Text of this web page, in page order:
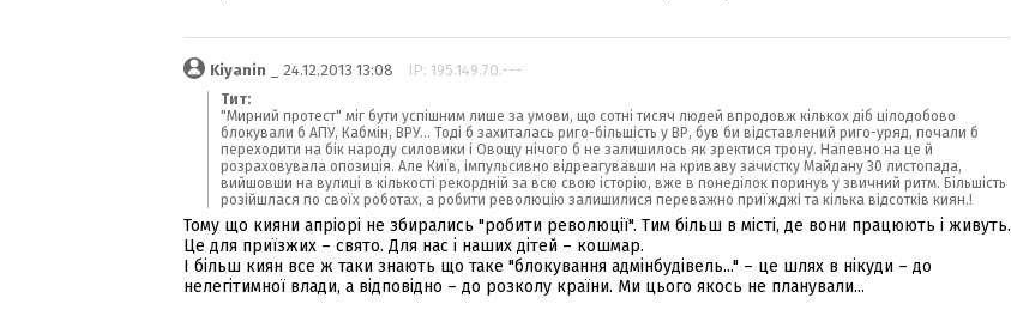
Kiyanin _ 24.12.2013 13:08 IP: 195.149.70.---
Тит:
"Мирний протест" міг бути успішним лише за умови, що сотні тисяч людей впродовж кількох діб цілодобово
блокували б АПУ, Кабмін, ВРУ... Тоді б захиталась риго-більшість у ВР, був би відставлений риго-уряд, почали б
переходити на бік народу силовики і Овощу нічого б не залишилось як зректися трону. Напевно на це й
розраховувала опозиція. Але Київ, імпульсивно відреагувавши на криваву зачистку Майдану 30 листопада,
вийшовши на вулиці в кількості рекордній за всю свою історію, вже в понеділок поринув у звичний ритм. Більшість
розійшлася по своїх роботах, а робити революцію залишилися переважно приїжджі та кілька відсотків киян.!
Тому що кияни апріорі не збирались "робити революції". Тим більш в місті, де вони працюють і живуть.
Це для приїзжих – свято. Для нас і наших дітей – кошмар.
І більш киян все ж таки знають що таке "блокування адмінбудівель..." – це шлях в нікуди – до
нелегітимної влади, а відповідно – до розколу країни. Ми цього якось не планували...